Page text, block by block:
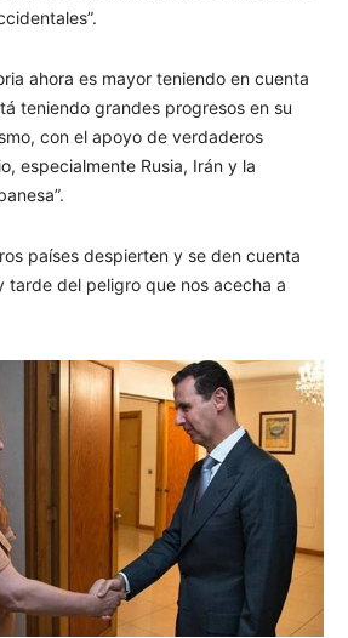
ahora es mayor teniendo en cuenta
teniendo grandes progresos en su
con el apoyo de verdaderos
especialmente Rusia, Irán y la
países despierten y se den cuenta
tarde del peligro que nos acecha a